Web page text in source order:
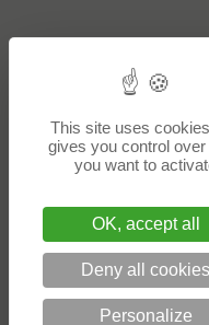
Liste des
Liste des adresses e-
-Création ou
Sites partenaires:
Adresses-
Un
This site uses
gives you control over
you want to
OK, accept all
Deny all cookies
Personalize